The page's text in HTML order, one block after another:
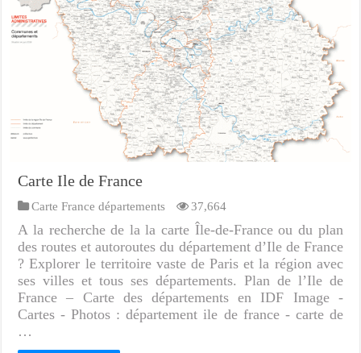
Carte Ile de France
Carte France départements 37,664
A la recherche de la la carte Île-de-France ou du plan
des routes et autoroutes du département d’Ile de France
? Explorer le territoire vaste de Paris et la région avec
ses villes et tous ses départements. Plan de l’Ile de
France – Carte des départements en IDF Image -
Cartes - Photos : département ile de france - carte de
…